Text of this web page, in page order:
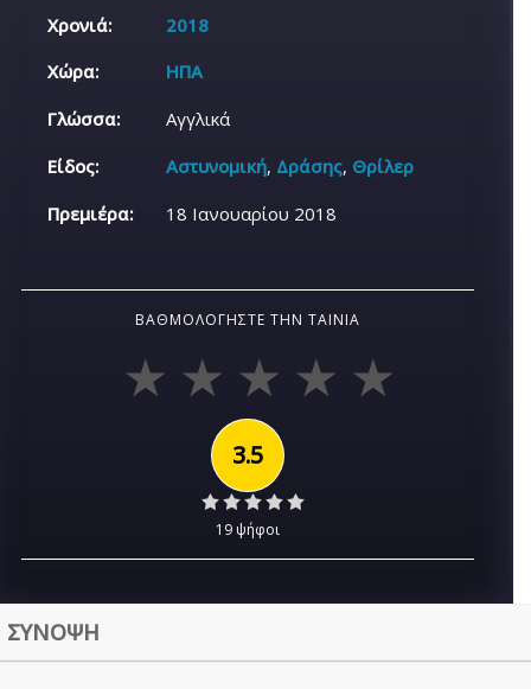
Χρονιά:
2018
Χώρα:
ΗΠΑ
Γλώσσα:
Αγγλικά
Είδος:
Αστυνομική, Δράσης, Θρίλερ
Πρεμιέρα:
18 Ιανουαρίου 2018
ΒΑΘΜΟΛΟΓΉΣΤΕ ΤΗΝ ΤΑΙΝΊΑ
3.5
19 ψήφοι
ΣΥΝΟΨΗ